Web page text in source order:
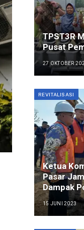
TPST3R
Pusat
27 OKTOBER
REVITALISASI
Ketua
Pasar
Dampak
15 JUNI 2023